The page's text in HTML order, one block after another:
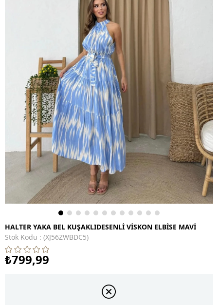
HALTER YAKA BEL KUŞAKLIDESENLİ VİSKON ELBİSE MAVİ
Stok Kodu
(XJ56ZWBDC5)
₺799,99